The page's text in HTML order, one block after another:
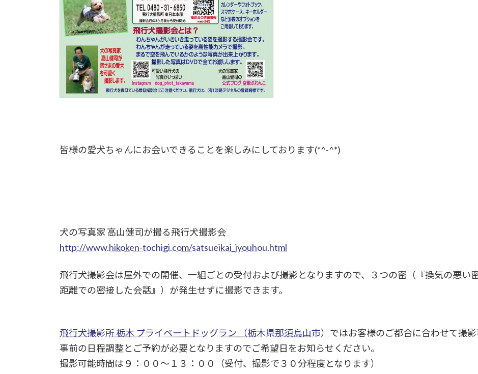
皆様の愛犬ちゃんにお会いできることを楽しみにしております(*^-^*)
犬の写真家 高山健司が撮る飛行犬撮影会
http://www.hikoken-tochigi.com/satsueikai_jyouhou.html
飛行犬撮影会は屋外での開催、一組ごとの受付および撮影となりますので、３つの密（『換気の悪い
距離での密接した会話』）が発生せずに撮影できます。
飛行犬撮影所 栃木 プライベートドッグラン （栃木県那須烏山市） ではお客様のご都合に合わせて撮影
事前の日程調整とご予約が必要となりますのでご希望日をお知らせください。
撮影可能時間は９：００～１３：００（受付、撮影で３０分程度となります）